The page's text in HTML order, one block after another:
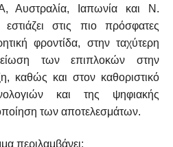
Ιαπωνία και Ν.
στις πιο πρόσφατες
φροντίδα, στην ταχύτερη
των επιπλοκών στην
καθώς και στον καθοριστικό
και της ψηφιακής
των αποτελεσμάτων.
περιλαμβάνει: